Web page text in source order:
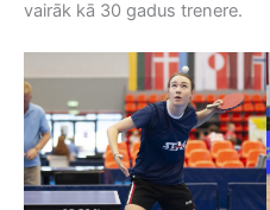
vairāk kā 30 gadus trenere.